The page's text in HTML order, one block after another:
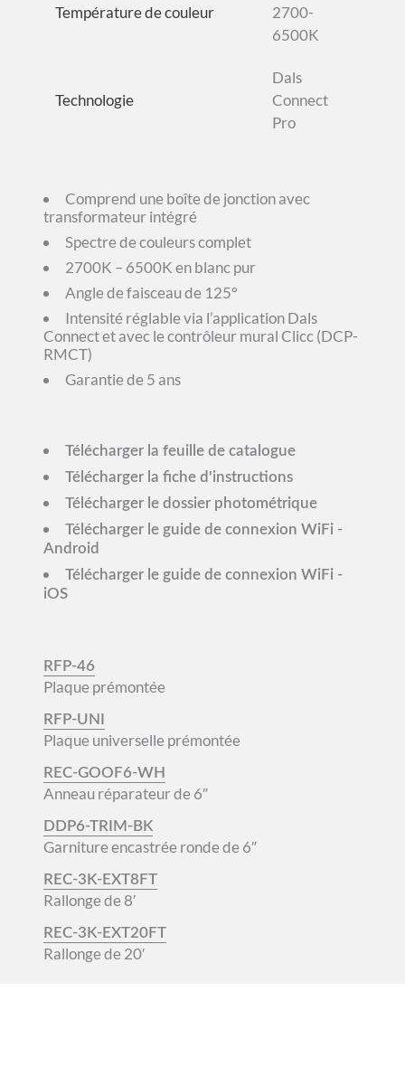
Température de couleur
2700-
6500K
Technologie
Dals
Connect
Pro
Comprend une boîte de jonction avec
transformateur intégré
Spectre de couleurs complet
2700K – 6500K en blanc pur
Angle de faisceau de 125°
Intensité réglable via l’application Dals
Connect et avec le contrôleur mural Clicc (DCP-
RMCT)
Garantie de 5 ans
Télécharger la feuille de catalogue
Télécharger la fiche d'instructions
Télécharger le dossier photométrique
Télécharger le guide de connexion WiFi -
Android
Télécharger le guide de connexion WiFi -
iOS
RFP-46
Plaque prémontée
RFP-UNI
Plaque universelle prémontée
REC-GOOF6-WH
Anneau réparateur de 6″
DDP6-TRIM-BK
Garniture encastrée ronde de 6″
REC-3K-EXT8FT
Rallonge de 8′
REC-3K-EXT20FT
Rallonge de 20′